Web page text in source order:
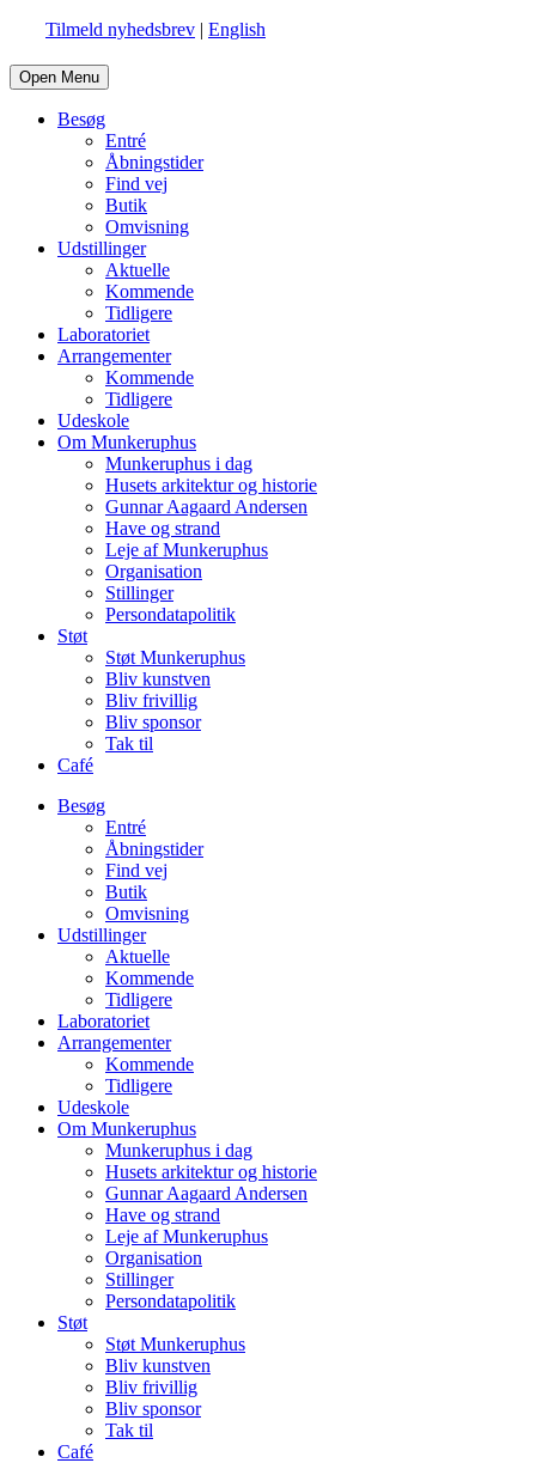
Tilmeld nyhedsbrev | English
Open Menu
Besøg
Entré
Åbningstider
Find vej
Butik
Omvisning
Udstillinger
Aktuelle
Kommende
Tidligere
Laboratoriet
Arrangementer
Kommende
Tidligere
Udeskole
Om Munkeruphus
Munkeruphus i dag
Husets arkitektur og historie
Gunnar Aagaard Andersen
Have og strand
Leje af Munkeruphus
Organisation
Stillinger
Persondatapolitik
Støt
Støt Munkeruphus
Bliv kunstven
Bliv frivillig
Bliv sponsor
Tak til
Café
Besøg
Entré
Åbningstider
Find vej
Butik
Omvisning
Udstillinger
Aktuelle
Kommende
Tidligere
Laboratoriet
Arrangementer
Kommende
Tidligere
Udeskole
Om Munkeruphus
Munkeruphus i dag
Husets arkitektur og historie
Gunnar Aagaard Andersen
Have og strand
Leje af Munkeruphus
Organisation
Stillinger
Persondatapolitik
Støt
Støt Munkeruphus
Bliv kunstven
Bliv frivillig
Bliv sponsor
Tak til
Café